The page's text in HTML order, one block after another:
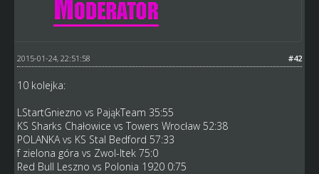
#42
2015-01-24, 22:51:58
10 kolejka:
LStartGniezno vs PająkTeam 35:55
KS Sharks Chałowice vs Towers Wrocław 52:38
POLANKA vs KS Stal Bedford 57:33
f zielona góra vs Zwol-Itek 75:0
Red Bull Leszno vs Polonia 1920 0:75